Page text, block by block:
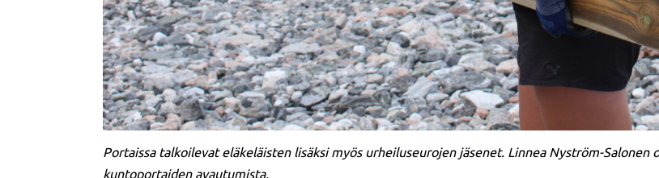
Portaissa talkoilevat eläkeläisten lisäksi myös urheiluseurojen jäsenet. Linnea Nyström-
kuntoportaiden avautumista.